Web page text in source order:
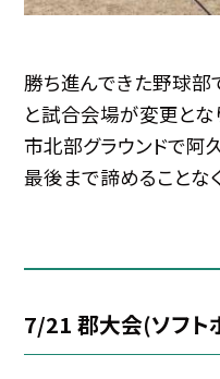
勝ち進んできた野球部
と試合会場が変更とな
市北部グラウンドで阿
最後まで諦めることな
7/21 郡大会(ソフト